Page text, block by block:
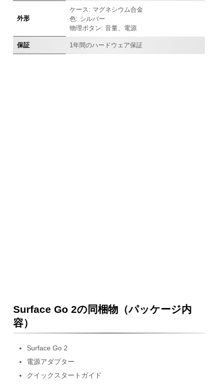
外形
ケース: マグネシウム合金
色: シルバー
物理ボタン: 音量、電源
保証 1年間のハードウェア保証
Surface Go 2の同梱物（パッケージ内
容）
Surface Go 2
電源アダプター
クイックスタートガイド